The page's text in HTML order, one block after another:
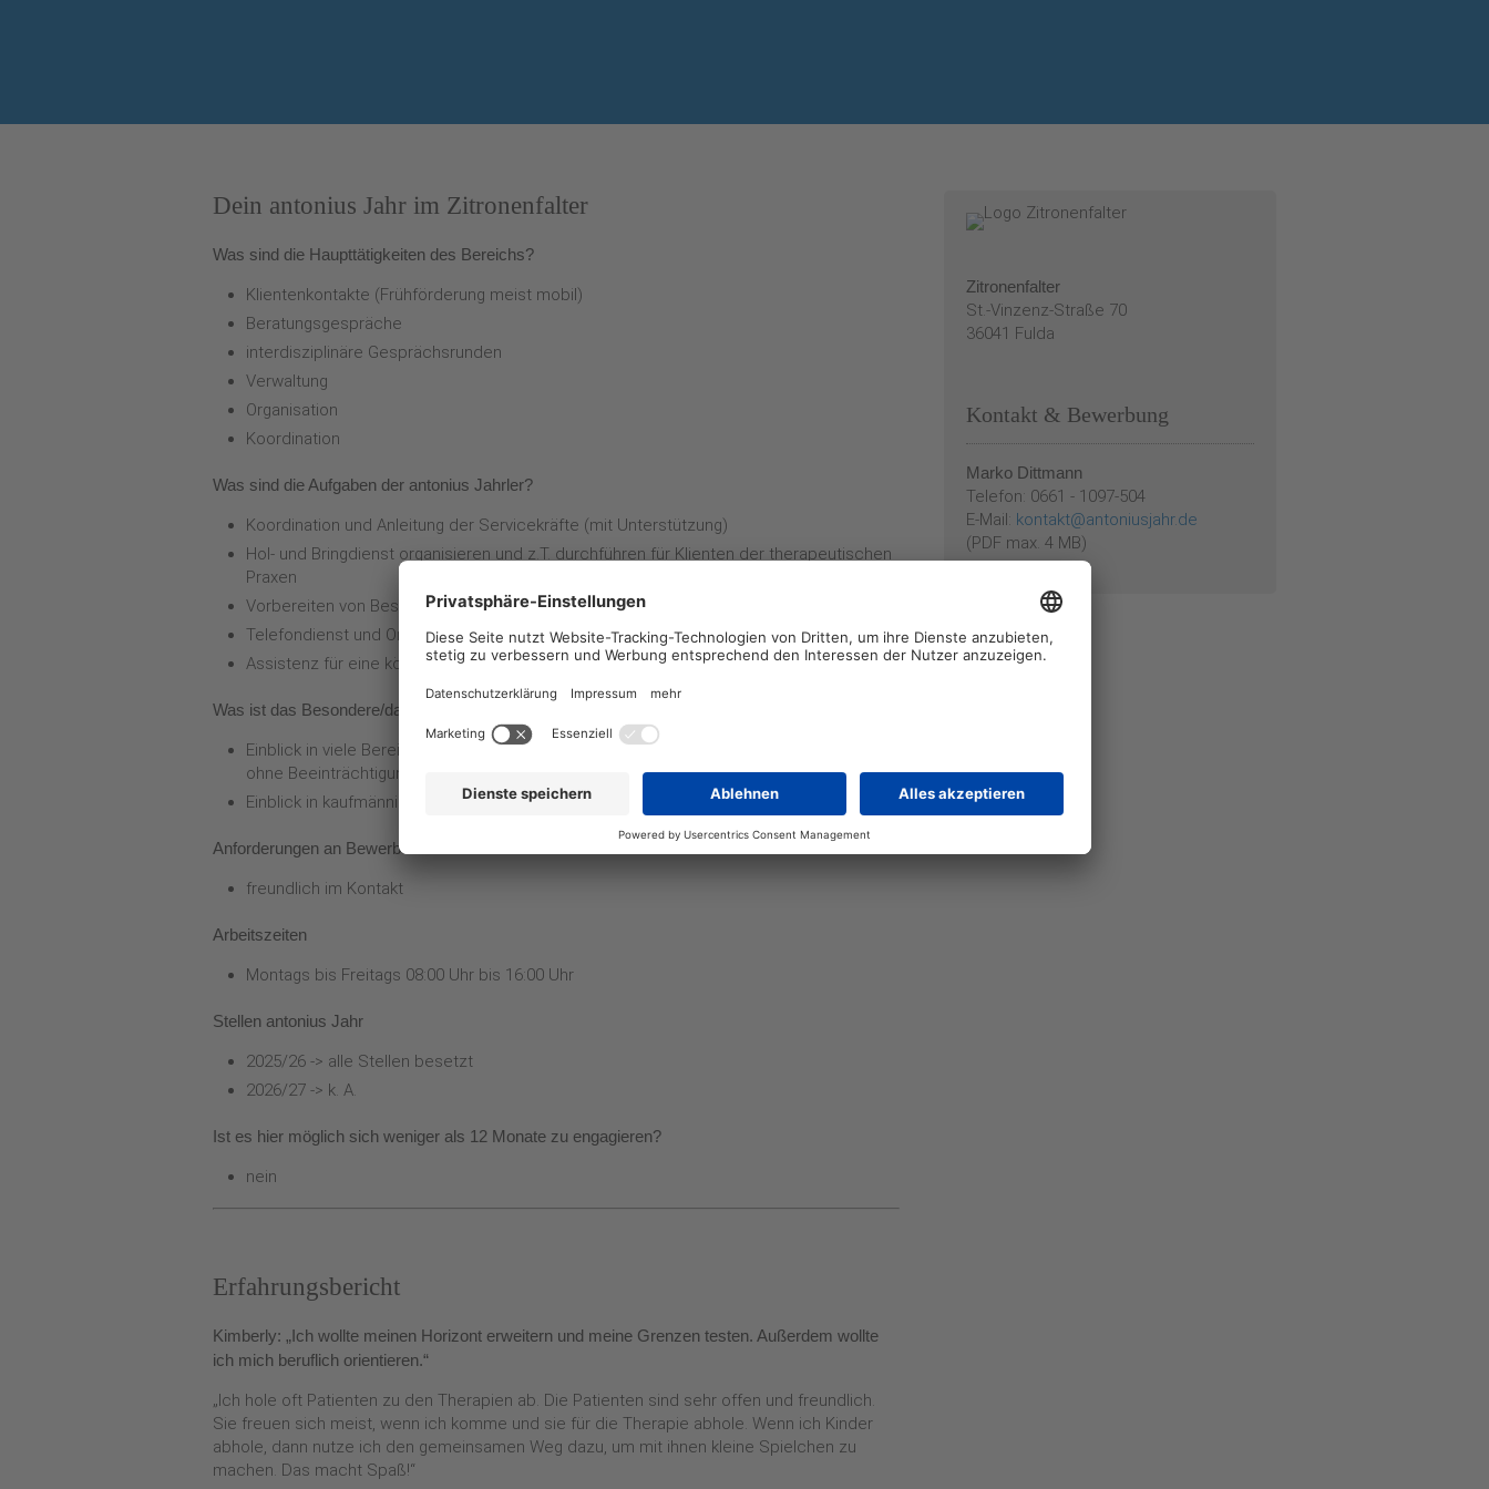
Dein antonius Jahr im Zitronenfalter
Was sind die Haupttätigkeiten des Bereichs?
Klientenkontakte (Frühförderung meist mobil)
Beratungsgespräche
interdisziplinäre Gesprächsrunden
Verwaltung
Organisation
Koordination
Was sind die Aufgaben der antonius Jahrler?
Koordination und Anleitung der Servicekräfte (mit Unterstützung)
Hol- und Bringdienst organisieren und z.T. durchführen für Klienten der therapeutischen
Praxen
Vorbereiten von Besprechungsräumen
Telefondienst und Organisation in der Verwaltung
Assistenz für eine körperbehinderte Kollegin
Was ist das Besondere/das Beste an der Arbeit?
Einblick in viele Bereiche sowie Kontakt mit den verschiedensten Menschen mit und
ohne Beeinträchtigung durch den Hol- und Bringdienst
Einblick in kaufmännische Tätigkeiten
Anforderungen an Bewerber
freundlich im Kontakt
Arbeitszeiten
Montags bis Freitags 08:00 Uhr bis 16:00 Uhr
Stellen antonius Jahr
2025/26 -> alle Stellen besetzt
2026/27 -> k. A.
Ist es hier möglich sich weniger als 12 Monate zu engagieren?
nein
Erfahrungsbericht
Kimberly: „Ich wollte meinen Horizont erweitern und meine Grenzen testen. Außerdem wollte
ich mich beruflich orientieren.“
„Ich hole oft Patienten zu den Therapien ab. Die Patienten sind sehr offen und freundlich.
Sie freuen sich meist, wenn ich komme und sie für die Therapie abhole. Wenn ich Kinder
abhole, dann nutze ich den gemeinsamen Weg dazu, um mit ihnen kleine Spielchen zu
machen. Das macht Spaß!“
Zitronenfalter
St.-Vinzenz-Straße 70
36041 Fulda
Kontakt & Bewerbung
Marko Dittmann
Telefon: 0661 - 1097-504
E-Mail: kontakt@antoniusjahr.de
(PDF max. 4 MB)